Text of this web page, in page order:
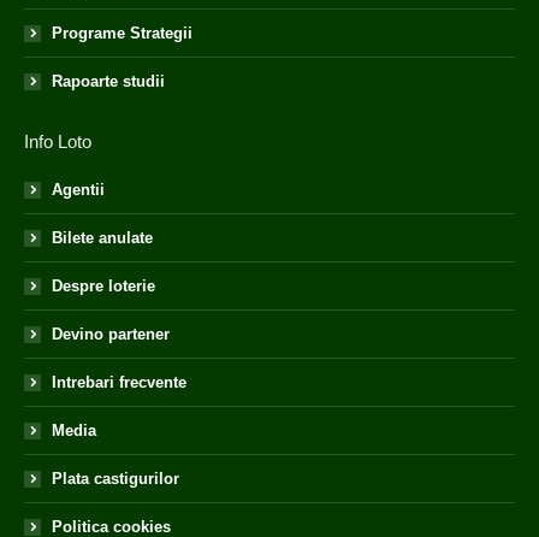
Programe Strategii
Rapoarte studii
Info Loto
Agentii
Bilete anulate
Despre loterie
Devino partener
Intrebari frecvente
Media
Plata castigurilor
Politica cookies